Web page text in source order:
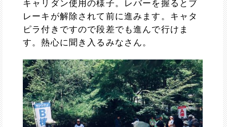
キャリダン使用の様子。レバーを握るとブ
レーキが解除されて前に進みます。キャタ
ピラ付きですので段差でも進んで行けま
す。熱心に聞き入るみなさん。